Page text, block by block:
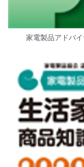
家電製品アドバ